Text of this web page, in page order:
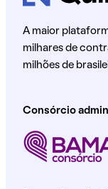
A maior
milhares de
milhões de
Consórcio